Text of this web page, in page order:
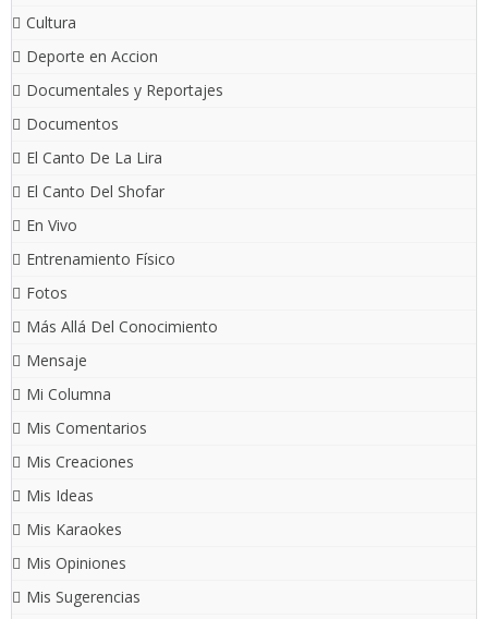
Cultura
Deporte en Accion
Documentales y Reportajes
Documentos
El Canto De La Lira
El Canto Del Shofar
En Vivo
Entrenamiento Físico
Fotos
Más Allá Del Conocimiento
Mensaje
Mi Columna
Mis Comentarios
Mis Creaciones
Mis Ideas
Mis Karaokes
Mis Opiniones
Mis Sugerencias